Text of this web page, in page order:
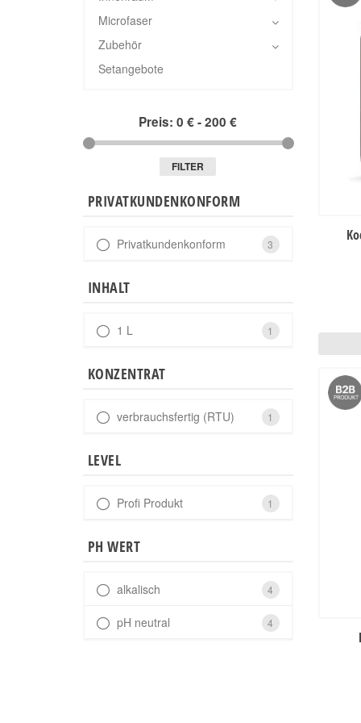
Microfaser
Zubehör
Setangebote
Preis:0 €-200 €
FILTER
PRIVATKUNDENKONFORM
3
Privatkundenkonform
INHALT
1
1 L
KONZENTRAT
1
verbrauchsfertig (RTU)
LEVEL
1
Profi Produkt
PH WERT
4
alkalisch
4
pH neutral